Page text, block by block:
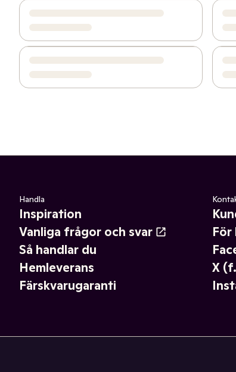
Handla
Inspiration
Vanliga frågor och svar
Så handlar du
Hemleverans
Färskvarugaranti
X